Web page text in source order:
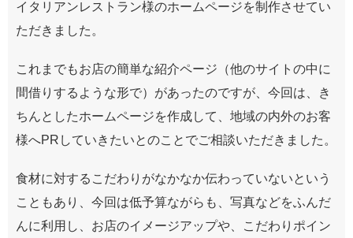
イタリアンレストラン様のホームページを制作させてい
ただきました。
これまでもお店の簡単な紹介ページ（他のサイトの中に
間借りするような形で）があったのですが、今回は、き
ちんとしたホームページを作成して、地域の内外のお客
様へPRしていきたいとのことでご相談いただきました。
食材に対するこだわりがなかなか伝わっていないという
こともあり、今回は低予算ながらも、写真などをふんだ
んに利用し、お店のイメージアップや、こだわりポイン